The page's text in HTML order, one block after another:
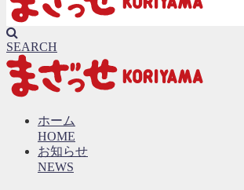
SEARCH
ホーム
HOME
お知らせ
NEWS